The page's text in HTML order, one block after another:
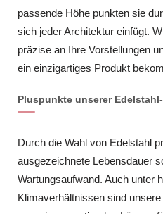
passende Höhe punkten sie
sich jeder Architektur einfügt.
präzise an Ihre Vorstellungen
ein einzigartiges Produkt
Pluspunkte unserer
Durch die Wahl von Edelstahl
ausgezeichnete Lebensdauer
Wartungsaufwand. Auch unter
Klimaverhältnissen sind